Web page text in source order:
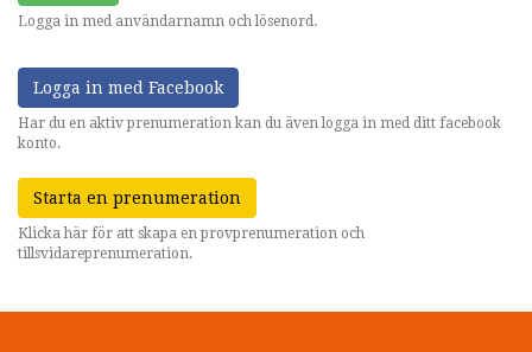
Logga in med användarnamn och lösenord.
Logga in med Facebook
Har du en aktiv prenumeration kan du även logga in med ditt facebook
konto.
Starta en prenumeration
Klicka här för att skapa en provprenumeration och
tillsvidareprenumeration.